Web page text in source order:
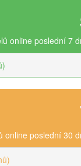
online poslední 7
online poslední 30